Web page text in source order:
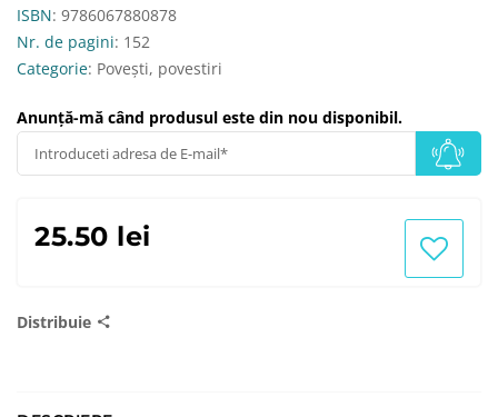
ISBN: 9786067880878
Nr. de pagini: 152
Categorie: Povești, povestiri
Anunță-mă când produsul este din nou disponibil.
25.50 lei
Distribuie